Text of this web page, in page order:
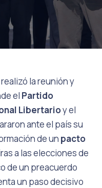
la reunión y
el Partido
Libertarioy el
ante el país su
de un pacto
a las elecciones de
de un preacuerdo
un paso decisivo